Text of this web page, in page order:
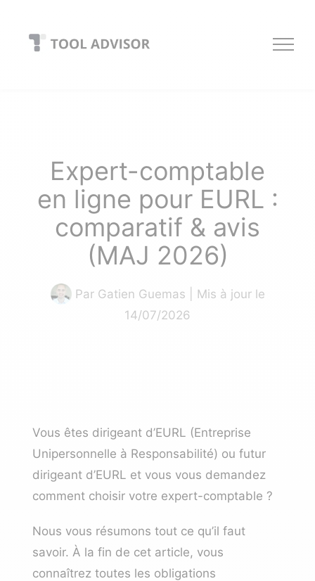
content
Expert-comptable
en ligne pour EURL :
comparatif & avis
(MAJ 2026)
Par Gatien Guemas | Mis à jour le
14/07/2026
Vous êtes dirigeant d’EURL (Entreprise
Unipersonnelle à Responsabilité) ou futur
dirigeant d’EURL et vous vous demandez
comment choisir votre expert-comptable ?
Nous vous résumons tout ce qu’il faut
savoir. À la fin de cet article, vous
connaîtrez toutes les obligations